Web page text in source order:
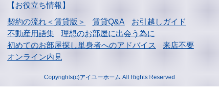
【お役立ち情報】
契約の流れ＜賃貸版＞
賃貸Q&A
お引越しガイド
不動産用語集
理想のお部屋に出会う為に
初めてのお部屋探し単身者へのアドバイス
来店不要
オンライン内見
Copyrights(c)アイユーホーム All Rights Reserved